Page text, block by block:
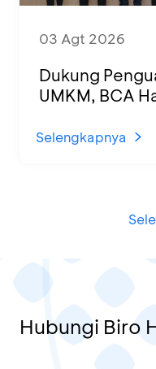
03 Agt 2026
Dukung
UMKM, BCA
di KCU Tanjung
Selengkapnya
Hubungi Biro